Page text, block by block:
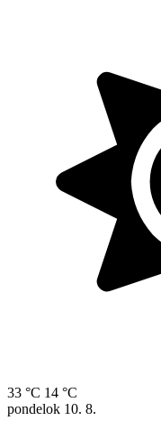
33 °C 14 °C
pondelok 10. 8.